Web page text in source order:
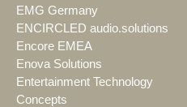
EMG Germany
ENCIRCLED audio.solutions
Encore EMEA
Enova Solutions
Entertainment Technology
Concepts